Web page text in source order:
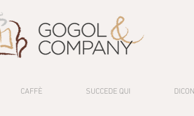
CAFFÈ SUCCEDE QUI